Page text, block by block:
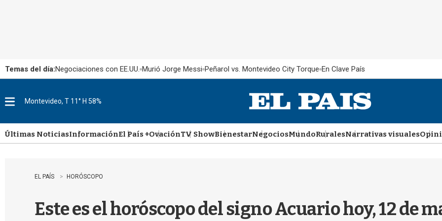
Temas del día:Negociaciones con EE.UU. Murió Jorge Messi Peñarol vs. Montevideo City Torque En Clave País
u
Montevideo, T 11° H 58%
Últimas NoticiasInformaciónEl País +OvaciónTV ShowBienestarNegociosMundoRuralesNarrativas visuales
EL PAÍS HORÓSCOPO
Este es el horóscopo del signo Acuario hoy, 12 de